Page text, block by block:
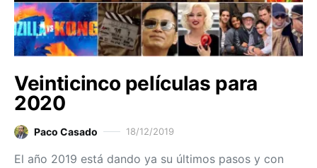
Veinticinco películas para
2020
Paco Casado 18/12/2019
El año 2019 está dando ya su últimos pasos y con